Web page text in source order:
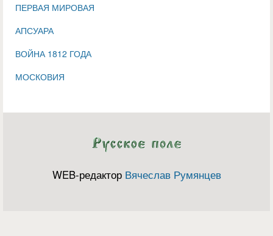
ПЕРВАЯ МИРОВАЯ
АПСУАРА
ВОЙНА 1812 ГОДА
МОСКОВИЯ
WEB-редактор Вячеслав Румянцев